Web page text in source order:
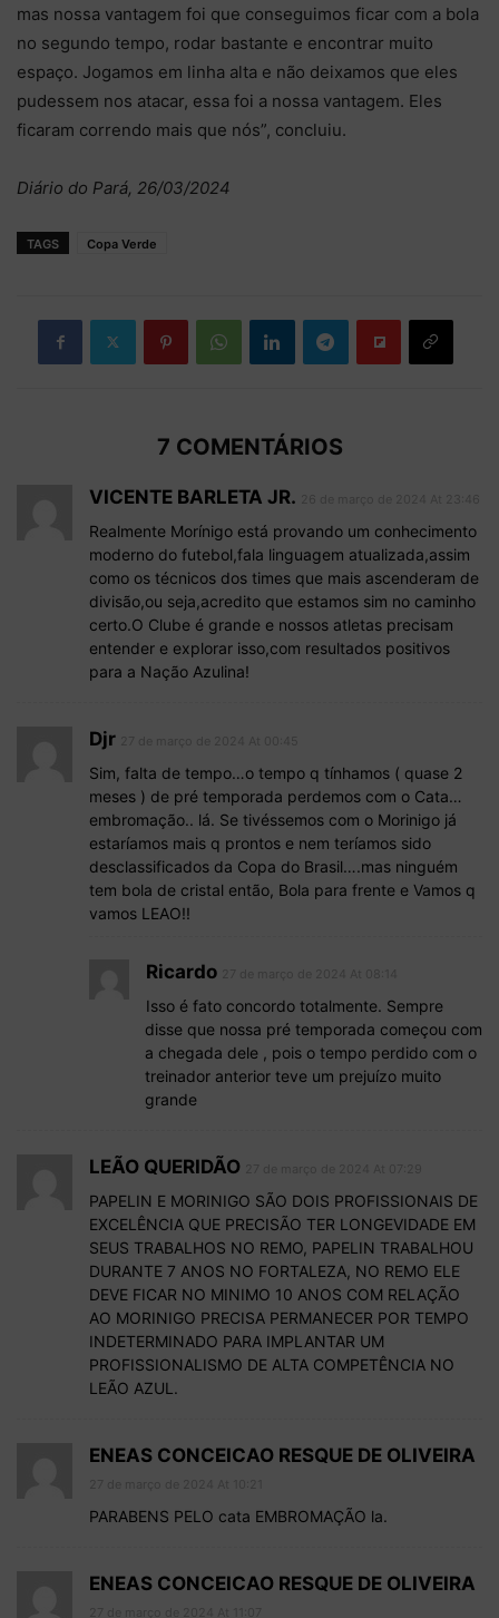
mas nossa vantagem foi que conseguimos ficar com a bola
no segundo tempo, rodar bastante e encontrar muito
espaço. Jogamos em linha alta e não deixamos que eles
pudessem nos atacar, essa foi a nossa vantagem. Eles
ficaram correndo mais que nós”, concluiu.
Diário do Pará, 26/03/2024
TAGS Copa Verde
7 COMENTÁRIOS
VICENTE BARLETA JR.
Realmente Morínigo está provando um conhecimento
moderno do futebol,fala linguagem atualizada,assim
como os técnicos dos times que mais ascenderam de
divisão,ou seja,acredito que estamos sim no caminho
certo.O Clube é grande e nossos atletas precisam
entender e explorar isso,com resultados positivos
para a Nação Azulina!
Djr
Sim, falta de tempo…o tempo q tínhamos ( quase 2
meses ) de pré temporada perdemos com o Cata…
embromação.. lá. Se tivéssemos com o Morinigo já
estaríamos mais q prontos e nem teríamos sido
desclassificados da Copa do Brasil….mas ninguém
tem bola de cristal então, Bola para frente e Vamos q
vamos LEAO!!
Ricardo
Isso é fato concordo totalmente. Sempre
disse que nossa pré temporada começou com
a chegada dele , pois o tempo perdido com o
treinador anterior teve um prejuízo muito
grande
LEÃO QUERIDÃO
PAPELIN E MORINIGO SÃO DOIS PROFISSIONAIS DE
EXCELÊNCIA QUE PRECISÃO TER LONGEVIDADE EM
SEUS TRABALHOS NO REMO, PAPELIN TRABALHOU
DURANTE 7 ANOS NO FORTALEZA, NO REMO ELE
DEVE FICAR NO MINIMO 10 ANOS COM RELAÇÃO
AO MORINIGO PRECISA PERMANECER POR TEMPO
INDETERMINADO PARA IMPLANTAR UM
PROFISSIONALISMO DE ALTA COMPETÊNCIA NO
LEÃO AZUL.
ENEAS CONCEICAO RESQUE DE OLIVEIRA
PARABENS PELO cata EMBROMAÇÃO la.
ENEAS CONCEICAO RESQUE DE OLIVEIRA